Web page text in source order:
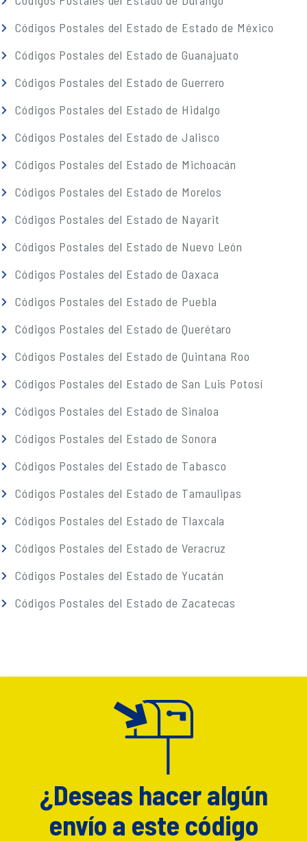
Códigos Postales del Estado de Estado de México
Códigos Postales del Estado de Guanajuato
Códigos Postales del Estado de Guerrero
Códigos Postales del Estado de Hidalgo
Códigos Postales del Estado de Jalisco
Códigos Postales del Estado de Michoacán
Códigos Postales del Estado de Morelos
Códigos Postales del Estado de Nayarit
Códigos Postales del Estado de Nuevo León
Códigos Postales del Estado de Oaxaca
Códigos Postales del Estado de Puebla
Códigos Postales del Estado de Querétaro
Códigos Postales del Estado de Quintana Roo
Códigos Postales del Estado de San Luis Potosí
Códigos Postales del Estado de Sinaloa
Códigos Postales del Estado de Sonora
Códigos Postales del Estado de Tabasco
Códigos Postales del Estado de Tamaulipas
Códigos Postales del Estado de Tlaxcala
Códigos Postales del Estado de Veracruz
Códigos Postales del Estado de Yucatán
Códigos Postales del Estado de Zacatecas
¿Deseas hacer algún
envío a este código